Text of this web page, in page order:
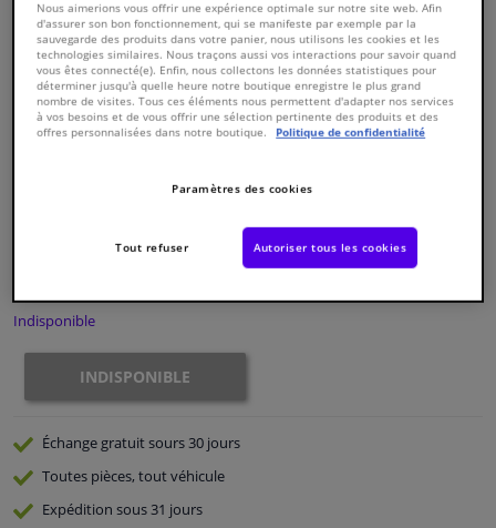
Fenêtres & accessoires
Intérieur & ameublement
Promotions et réductions
Capteurs & électronique
Indisponible
INDISPONIBLE
Échange gratuitsours 30 jours
Toutes pièces, tout véhicule
Expédition sous 31 jours
Nous aimerions vous offrir une expérience optimale sur notre site web. Afin
d'assurer son bon fonctionnement, qui se manifeste par exemple par la
sauvegarde des produits dans votre panier, nous utilisons les cookies et les
technologies similaires. Nous traçons aussi vos interactions pour savoir quand
vous êtes connecté(e). Enfin, nous collectons les données statistiques pour
déterminer jusqu'à quelle heure notre boutique enregistre le plus grand
nombre de visites. Tous ces éléments nous permettent d'adapter nos services
à vos besoins et de vous offrir une sélection pertinente des produits et des
offres personnalisées dans notre boutique.
Politique de confidentialité
Paramètres des cookies
Tout refuser Autoriser tous les cookies